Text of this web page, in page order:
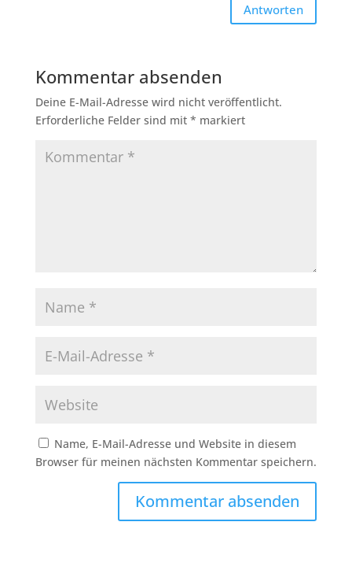
Antworten
Kommentar absenden
Deine E-Mail-Adresse wird nicht veröffentlicht.
Erforderliche Felder sind mit * markiert
Name, E-Mail-Adresse und Website in diesem
Browser für meinen nächsten Kommentar speichern.